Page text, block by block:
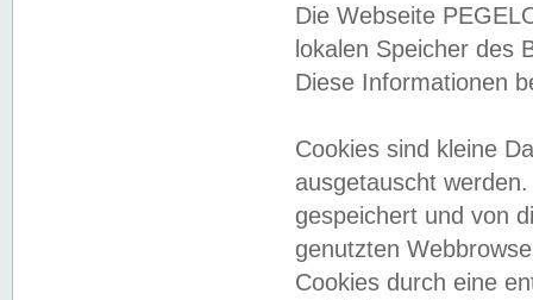
Die Webseite
lokalen Speicher des
Diese Informationen
Cookies sind kleine
ausgetauscht
gespeichert und von
genutzten
Cookies durch eine